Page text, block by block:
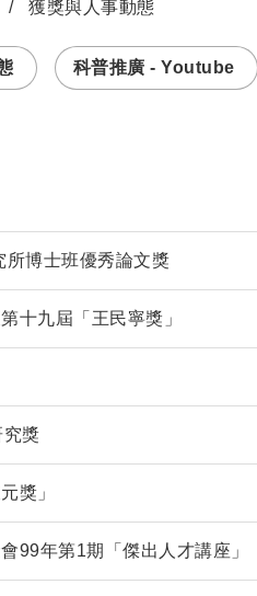
獲獎與人事動態
科普推廣 - Youtube
所博士班優秀論文獎
十九屆「王民寧獎」
獎
獎」
99年第1期「傑出人才講座」